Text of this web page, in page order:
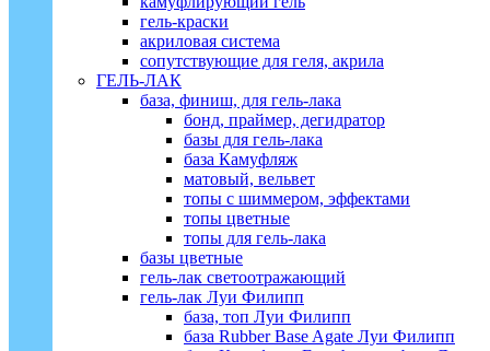
гель-краски
акриловая система
сопутствующие для геля, акрила
ГЕЛЬ-ЛАК
база, финиш, для гель-лака
бонд, праймер, дегидратор
базы для гель-лака
база Камуфляж
матовый, вельвет
топы с шиммером, эффектами
топы цветные
топы для гель-лака
базы цветные
гель-лак светоотражающий
гель-лак Луи Филипп
база, топ Луи Филипп
база Rubber Base Agate Луи Филипп